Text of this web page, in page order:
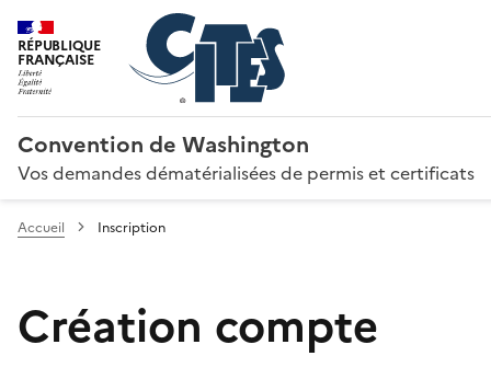
RÉPUBLIQUE
FRANÇAISE
Convention de Washington
Vos demandes dématérialisées de permis et certificats
Accueil Inscription
Création compte